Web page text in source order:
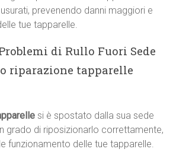
prevenendo danni maggiori e
tue tapparelle.
di Rullo Fuori Sede
riparazione tapparelle
si è spostato dalla sua sede
grado di riposizionarlo correttamente,
funzionamento delle tue tapparelle.